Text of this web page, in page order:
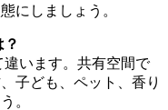
にしましょう。
います。共有空間で
子ども、ペット、香り
。